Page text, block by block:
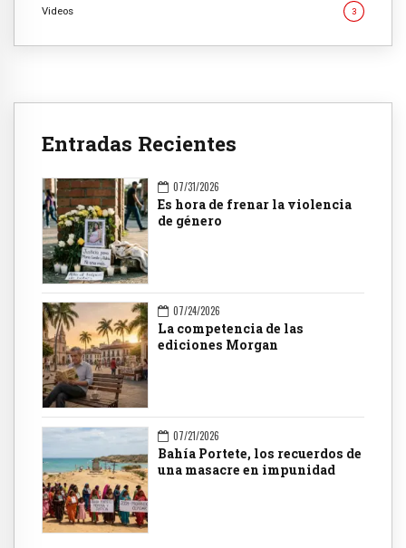
Videos 3
Entradas Recientes
07/31/2026
Es hora de frenar la violencia
de género
07/24/2026
La competencia de las
ediciones Morgan
07/21/2026
Bahía Portete, los recuerdos de
una masacre en impunidad